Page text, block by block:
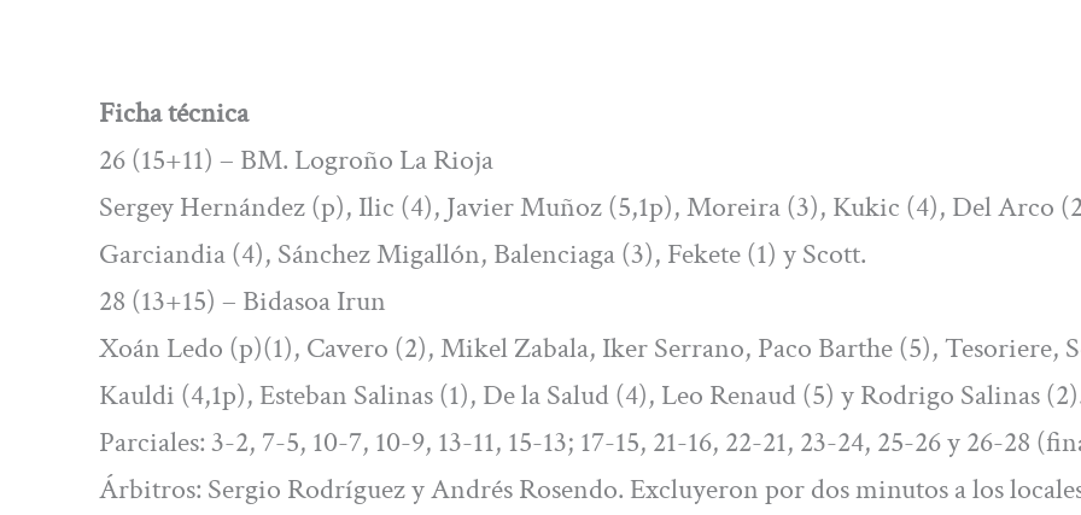
Ficha técnica
26 (15+11) – BM. Logroño La Rioja
Sergey Hernández (p), Ilic (4), Javier Muñoz (5,1p), Moreira (3), Kukic (4), Del Arco
Garciandia (4), Sánchez Migallón, Balenciaga (3), Fekete (1) y Scott.
28 (13+15) – Bidasoa Irun
Xoán Ledo (p)(1), Cavero (2), Mikel Zabala, Iker Serrano, Paco Barthe (5), Tesoriere,
Kauldi (4,1p), Esteban Salinas (1), De la Salud (4), Leo Renaud (5) y Rodrigo Salinas
Parciales: 3-2, 7-5, 10-7, 10-9, 13-11, 15-13; 17-15, 21-16, 22-21, 23-24, 25-26 y 26-28
Árbitros: Sergio Rodríguez y Andrés Rosendo. Excluyeron por dos minutos a los